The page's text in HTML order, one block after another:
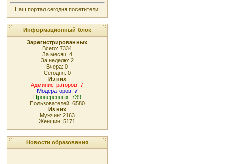
Наш портал сегодня посетители:
Информационный блок
Зарегистрированных
Всего: 7334
За месяц: 4
За неделю: 2
Вчера: 0
Сегодня: 0
Из них
Администраторов: 7
Модераторов: 7
Проверенных: 739
Пользователей: 6580
Из них
Мужчин: 2163
Женщин: 5171
Новости образования